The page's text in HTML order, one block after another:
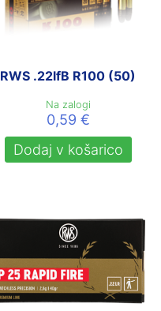
RWS .22lfB R100 (50)
Na zalogi
0,59 €
Dodaj v košarico